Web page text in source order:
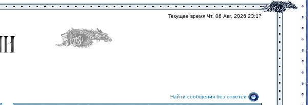
Текущее время Чт, 06 Авг, 2026 23:17
Найти сообщения без ответов